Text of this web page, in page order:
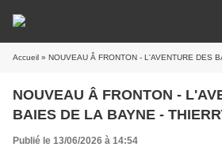
Accueil » NOUVEAU Â FRONTON - L'AVENTURE DES BAIES
NOUVEAU Â FRONTON -
BAIES DE LA BAYNE -
Publié le 13/06/2026 à 14:54